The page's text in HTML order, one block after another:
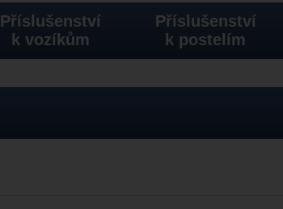
Příslušenství
k vozíkům
Příslušenství
k postelím